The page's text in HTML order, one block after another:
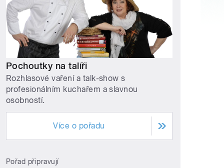
Pochoutky na talíři
Rozhlasové vaření a talk-show s
profesionálním kuchařem a slavnou
osobností.
Více o pořadu
Pořad připravují